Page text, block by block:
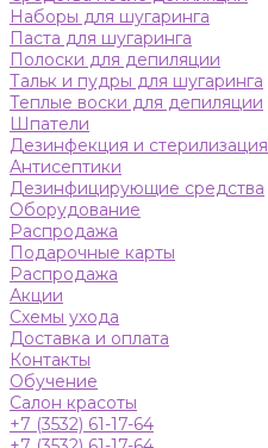
Наборы для шугаринга
Паста для шугаринга
Полоски для депиляции
Тальк и пудры для шугаринга
Теплые воски для депиляции
Шпатели
Дезинфекция и стерилизация
Антисептики
Дезинфицирующие средства
Оборудование
Распродажа
Подарочные карты
Распродажа
Акции
Схемы ухода
Доставка и оплата
Контакты
Обучение
Салон красоты
+7 (3532) 61-17-64